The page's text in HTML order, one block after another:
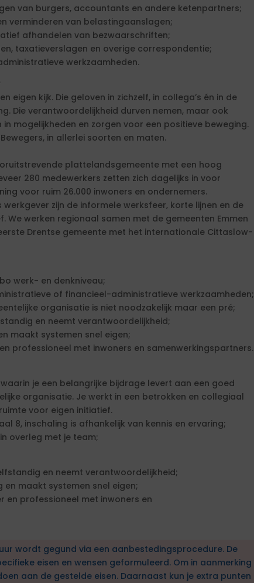
van burgers, accountants en andere ketenpartners;
verminderen van belastingaanslagen;
afhandelen van bezwaarschriften;
taxatieverslagen en overige correspondentie;
werkzaamheden.
eigen kijk. Die geloven in zichzelf, in collega’s én in de
Die verantwoordelijkheid durven nemen, maar ook
in mogelijkheden en zorgen voor een positieve beweging.
in allerlei soorten en maten.
plattelandsgemeente met een hoog
280 medewerkers zetten zich dagelijks in voor
voor ruim 26.000 inwoners en ondernemers.
zijn de informele werksfeer, korte lijnen en de
We werken regionaal samen met de gemeenten Emmen
Drentse gemeente met het internationale Cittaslow-
werk- en denkniveau;
of financieel-administratieve werkzaamheden;
organisatie is niet noodzakelijk maar een pré;
en neemt verantwoordelijkheid;
maakt systemen snel eigen;
professioneel met inwoners en samenwerkingspartners.
je een belangrijke bijdrage levert aan een goed
organisatie. Je werkt in een betrokken en collegiaal
voor eigen initiatief.
8, inschaling is afhankelijk van kennis en ervaring;
overleg met je team;
en neemt verantwoordelijkheid;
maakt systemen snel eigen;
en professioneel met inwoners en
wordt gegund via een aanbestedingsprocedure. De
eisen en wensen geformuleerd. Om in aanmerking
aan de gestelde eisen. Daarnaast kun je extra punten